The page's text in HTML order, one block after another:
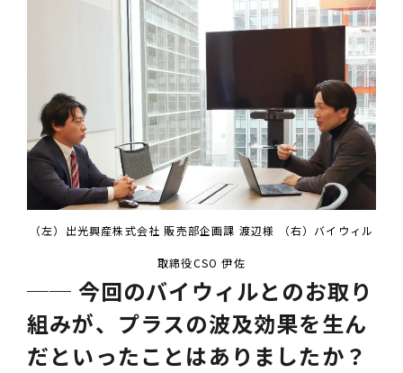
（左）出光興産株式会社 販売部企画課 渡辺様 （右）バイウィル
取締役CSO 伊佐
── 今回のバイウィルとのお取り
組みが、プラスの波及効果を生ん
だといったことはありましたか？